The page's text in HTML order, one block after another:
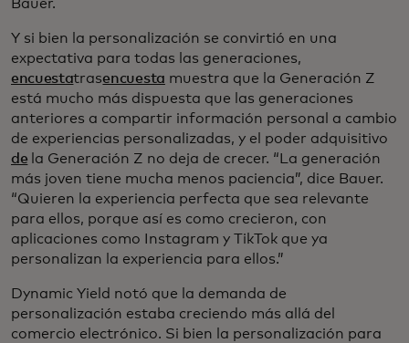
Bauer.
Y si bien la personalización se convirtió en una
expectativa para todas las generaciones,
encuestatrasencuesta muestra que la Generación Z
está mucho más dispuesta que las generaciones
anteriores a compartir información personal a cambio
de experiencias personalizadas, y el poder adquisitivo
de la Generación Z no deja de crecer. “La generación
más joven tiene mucha menos paciencia”, dice Bauer.
“Quieren la experiencia perfecta que sea relevante
para ellos, porque así es como crecieron, con
aplicaciones como Instagram y TikTok que ya
personalizan la experiencia para ellos.”
Dynamic Yield notó que la demanda de
personalización estaba creciendo más allá del
comercio electrónico. Si bien la personalización para